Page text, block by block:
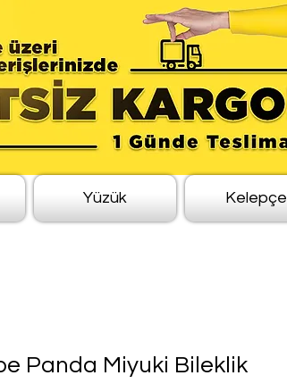
Yüzük Kelepçe
Panda Miyuki Bileklik